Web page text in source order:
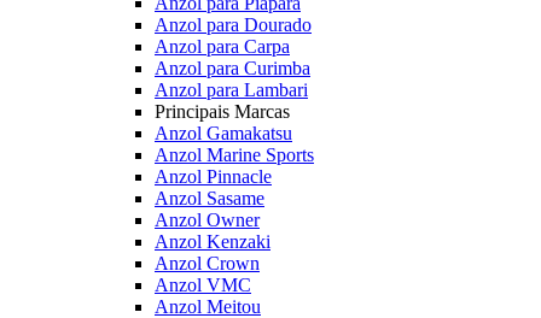
Anzol para Dourado
Anzol para Carpa
Anzol para Curimba
Anzol para Lambari
Principais Marcas
Anzol Gamakatsu
Anzol Marine Sports
Anzol Pinnacle
Anzol Sasame
Anzol Owner
Anzol Kenzaki
Anzol Crown
Anzol VMC
Anzol Meitou